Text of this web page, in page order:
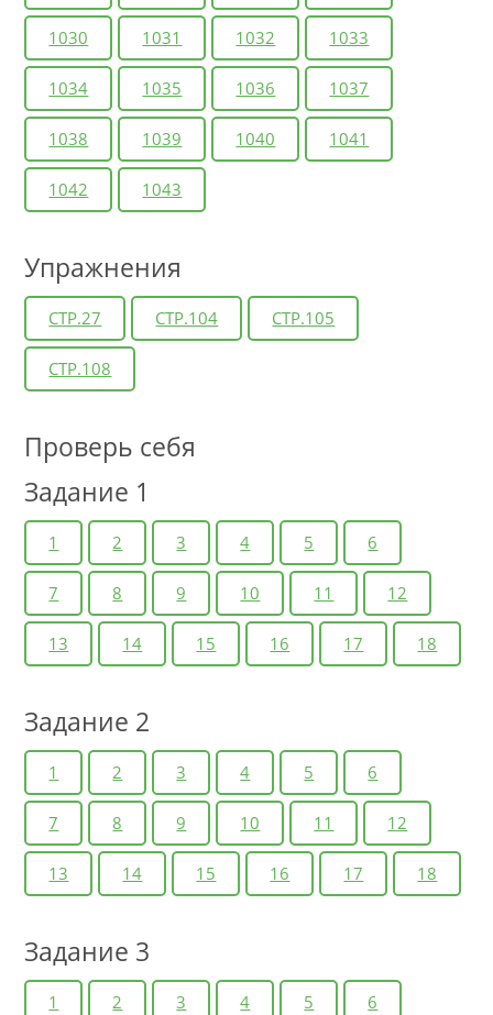
1030 1031 1032 1033
1034 1035 1036 1037
1038 1039 1040 1041
1042 1043
Упражнения
СТР.27 СТР.104 СТР.105
СТР.108
Проверь себя
Задание 1
1 2 3 4 5 6
7 8 9 10 11 12
13 14 15 16 17 18
Задание 2
1 2 3 4 5 6
7 8 9 10 11 12
13 14 15 16 17 18
Задание 3
1 2 3 4 5 6